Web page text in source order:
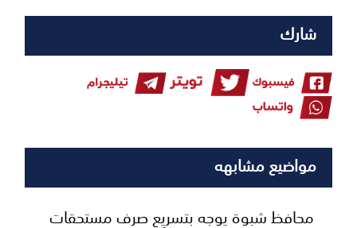
شارك
مواضيع مشابهه
محافظ شبوة يوجه بتسريع صرف مستحقات